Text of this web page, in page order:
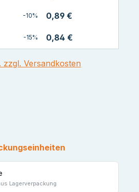
-10% 0,89 €
-15% 0,84 €
zzgl. Versandkosten
von 5 von 5 Sternen
Lagerverpackung